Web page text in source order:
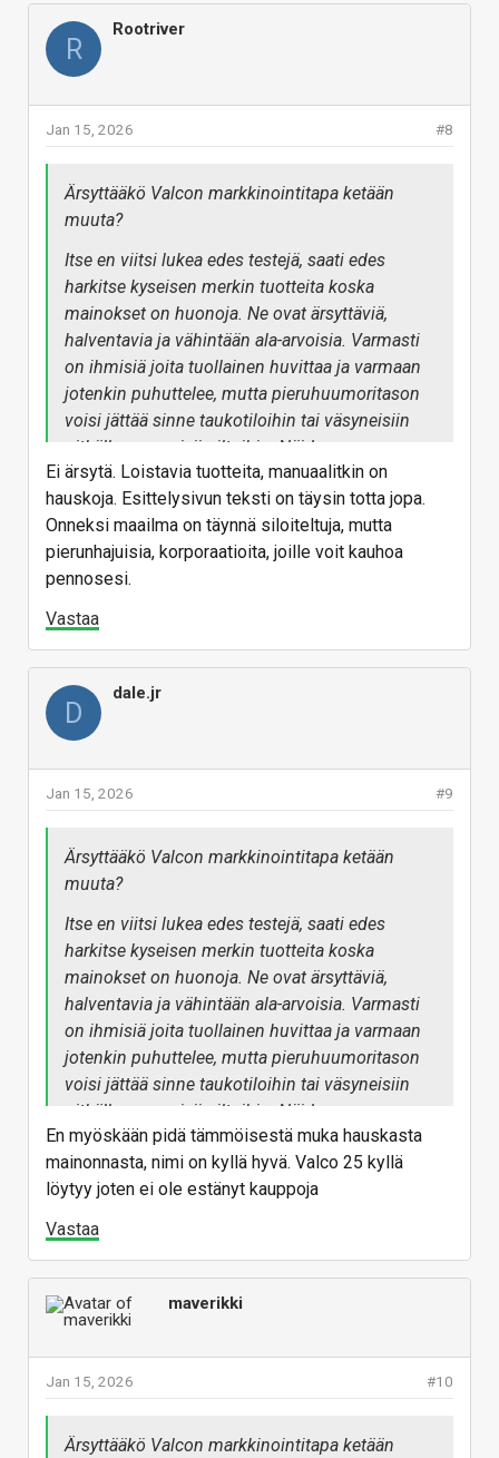
R
Rootriver
#8
Jan 15, 2026
Ärsyttääkö Valcon markkinointitapa ketään
muuta?
Itse en viitsi lukea edes testejä, saati edes
harkitse kyseisen merkin tuotteita koska
mainokset on huonoja. Ne ovat ärsyttäviä,
halventavia ja vähintään ala-arvoisia. Varmasti
on ihmisiä joita tuollainen huvittaa ja varmaan
jotenkin puhuttelee, mutta pieruhuumoritason
voisi jättää sinne taukotiloihin tai väsyneisiin
pitkälle venyneisiin iltoihin. Näiden
kuulokkeiden esittelysivulla näyttää seisovan
"Parhaat vastamelukuulokkeet, joihin sinulla on
varaa!"
Ei ärsytä. Loistavia tuotteita, manuaalitkin on
hauskoja. Esittelysivun teksti on täysin totta jopa.
Onneksi maailma on täynnä siloiteltuja, mutta
pierunhajuisia, korporaatioita, joille voit kauhoa
pennosesi.
Vastaa
D
dale.jr
#9
Jan 15, 2026
Ärsyttääkö Valcon markkinointitapa ketään
muuta?
Itse en viitsi lukea edes testejä, saati edes
harkitse kyseisen merkin tuotteita koska
mainokset on huonoja. Ne ovat ärsyttäviä,
halventavia ja vähintään ala-arvoisia. Varmasti
on ihmisiä joita tuollainen huvittaa ja varmaan
jotenkin puhuttelee, mutta pieruhuumoritason
voisi jättää sinne taukotiloihin tai väsyneisiin
pitkälle venyneisiin iltoihin. Näiden
kuulokkeiden esittelysivulla näyttää seisovan
"Parhaat vastamelukuulokkeet, joihin sinulla on
varaa!"
En myöskään pidä tämmöisestä muka hauskasta
mainonnasta, nimi on kyllä hyvä. Valco 25 kyllä
löytyy joten ei ole estänyt kauppoja
Vastaa
maverikki
#10
Jan 15, 2026
Ärsyttääkö Valcon markkinointitapa ketään